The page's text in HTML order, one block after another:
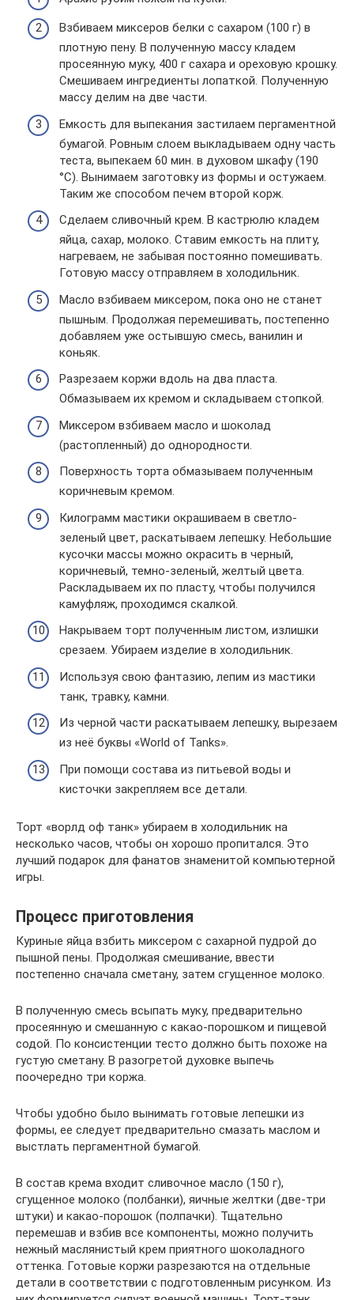
Взбиваем миксеров белки с сахаром (100 г) в
плотную пену. В полученную массу кладем
просеянную муку, 400 г сахара и ореховую крошку.
Смешиваем ингредиенты лопаткой. Полученную
массу делим на две части.
Емкость для выпекания застилаем пергаментной
бумагой. Ровным слоем выкладываем одну часть
теста, выпекаем 60 мин. в духовом шкафу (190
°C). Вынимаем заготовку из формы и остужаем.
Таким же способом печем второй корж.
Сделаем сливочный крем. В кастрюлю кладем
яйца, сахар, молоко. Ставим емкость на плиту,
нагреваем, не забывая постоянно помешивать.
Готовую массу отправляем в холодильник.
Масло взбиваем миксером, пока оно не станет
пышным. Продолжая перемешивать, постепенно
добавляем уже остывшую смесь, ванилин и
коньяк.
Разрезаем коржи вдоль на два пласта.
Обмазываем их кремом и складываем стопкой.
Миксером взбиваем масло и шоколад
(растопленный) до однородности.
Поверхность торта обмазываем полученным
коричневым кремом.
Килограмм мастики окрашиваем в светло-
зеленый цвет, раскатываем лепешку. Небольшие
кусочки массы можно окрасить в черный,
коричневый, темно-зеленый, желтый цвета.
Раскладываем их по пласту, чтобы получился
камуфляж, проходимся скалкой.
Накрываем торт полученным листом, излишки
срезаем. Убираем изделие в холодильник.
Используя свою фантазию, лепим из мастики
танк, травку, камни.
Из черной части раскатываем лепешку, вырезаем
из неё буквы «World of Tanks».
При помощи состава из питьевой воды и
кисточки закрепляем все детали.
Торт «ворлд оф танк» убираем в холодильник на
несколько часов, чтобы он хорошо пропитался. Это
лучший подарок для фанатов знаменитой компьютерной
игры.
Процесс приготовления
Куриные яйца взбить миксером с сахарной пудрой до
пышной пены. Продолжая смешивание, ввести
постепенно сначала сметану, затем сгущенное молоко.
В полученную смесь всыпать муку, предварительно
просеянную и смешанную с какао-порошком и пищевой
содой. По консистенции тесто должно быть похоже на
густую сметану. В разогретой духовке выпечь
поочередно три коржа.
Чтобы удобно было вынимать готовые лепешки из
формы, ее следует предварительно смазать маслом и
выстлать пергаментной бумагой.
В состав крема входит сливочное масло (150 г),
сгущенное молоко (полбанки), яичные желтки (две-три
штуки) и какао-порошок (полпачки). Тщательно
перемешав и взбив все компоненты, можно получить
нежный маслянистый крем приятного шоколадного
оттенка. Готовые коржи разрезаются на отдельные
детали в соответствии с подготовленным рисунком. Из